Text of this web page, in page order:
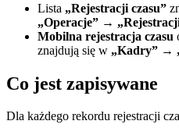
Lista „Rejestracji czasu”
„Operacje” →
Mobilna rejestracja czasu
znajdują się w „Kadry” →
Co jest zapisywane
Dla każdego rekordu rejestracji